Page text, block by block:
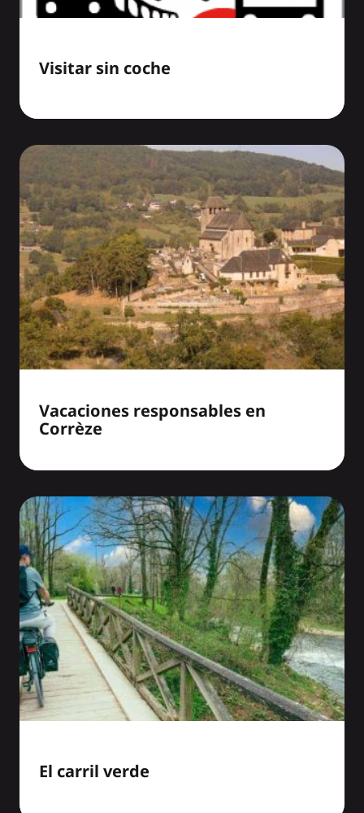
Visitar sin coche
Vacaciones responsables en
Corrèze
El carril verde